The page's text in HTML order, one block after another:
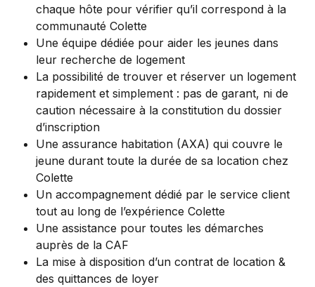
chaque hôte pour vérifier qu’il correspond à la
communauté Colette
Une équipe dédiée pour aider les jeunes dans
leur recherche de logement
La possibilité de trouver et réserver un logement
rapidement et simplement : pas de garant, ni de
caution nécessaire à la constitution du dossier
d’inscription
Une assurance habitation (AXA) qui couvre le
jeune durant toute la durée de sa location chez
Colette
Un accompagnement dédié par le service client
tout au long de l’expérience Colette
Une assistance pour toutes les démarches
auprès de la CAF
La mise à disposition d’un contrat de location &
des quittances de loyer